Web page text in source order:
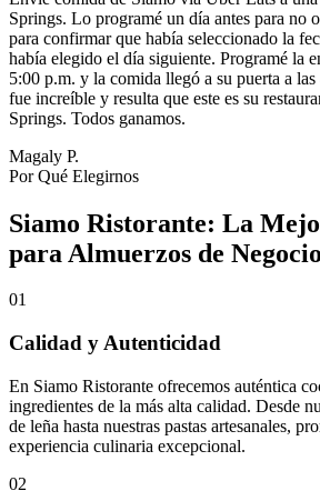
Springs. Lo programé un día antes para no
para confirmar que había seleccionado la
había elegido el día siguiente. Programé la
5:00 p.m. y la comida llegó a su puerta a
fue increíble y resulta que este es su
Springs. Todos ganamos.
Magaly P.
Por Qué Elegirnos
Siamo Ristorante: La
para Almuerzos de
01
Calidad y Autenticidad
En Siamo Ristorante ofrecemos auténtica
ingredientes de la más alta calidad. Desde
de leña hasta nuestras pastas artesanales,
experiencia culinaria excepcional.
02